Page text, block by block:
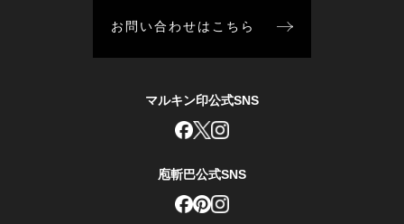
お問い合わせはこちら
マルキン印公式SNS
庖斬巴公式SNS